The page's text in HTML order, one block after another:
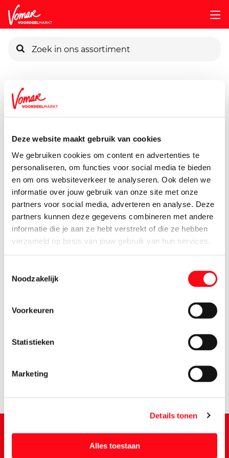
Deze website maakt gebruik van cookies
We gebruiken cookies om content en advertenties te
personaliseren, om functies voor social media te bieden
en om ons websiteverkeer te analyseren. Ook delen we
informatie over jouw gebruik van onze site met onze
partners voor social media, adverteren en analyse. Deze
partners kunnen deze gegevens combineren met andere
informatie die je aan ze hebt verstrekt of die ze hebben
verzameld op basis van jouw gebruik van hun services.
Noodzakelijk
Voorkeuren
Statistieken
Marketing
Details tonen
Alles toestaan
Pincode vergeten
Persoonlijk KIK-account
Assortiment
350 gram
2.95